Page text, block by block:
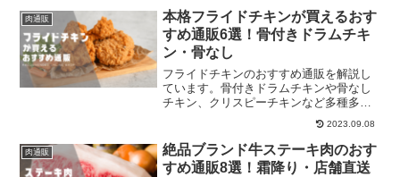
肉通販
本格フライドチキンが買えるおす
すめ通販6選！骨付きドラムチキ
ン・骨なし
フライドチキンのおすすめ通販を解説し
ています。骨付きドラムチキンや骨なし
チキン、クリスピーチキンなど多種多様
なチキンが買えます。それぞれチェック
2023.09.08
肉通販
絶品ブランド牛ステーキ肉のおす
すめ通販8選！霜降り・店舗直送